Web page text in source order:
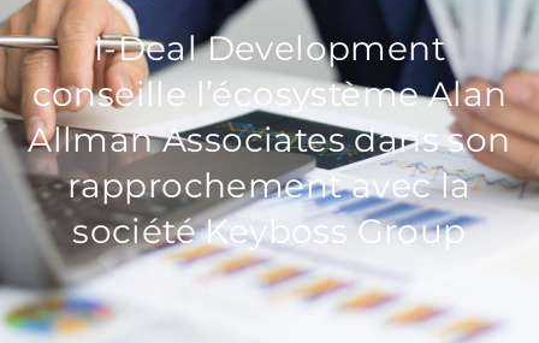
I-Deal Development
conseille l’écosystème Alan
Allman Associates dans son
rapprochement avec la
société Keyboss Group
2022